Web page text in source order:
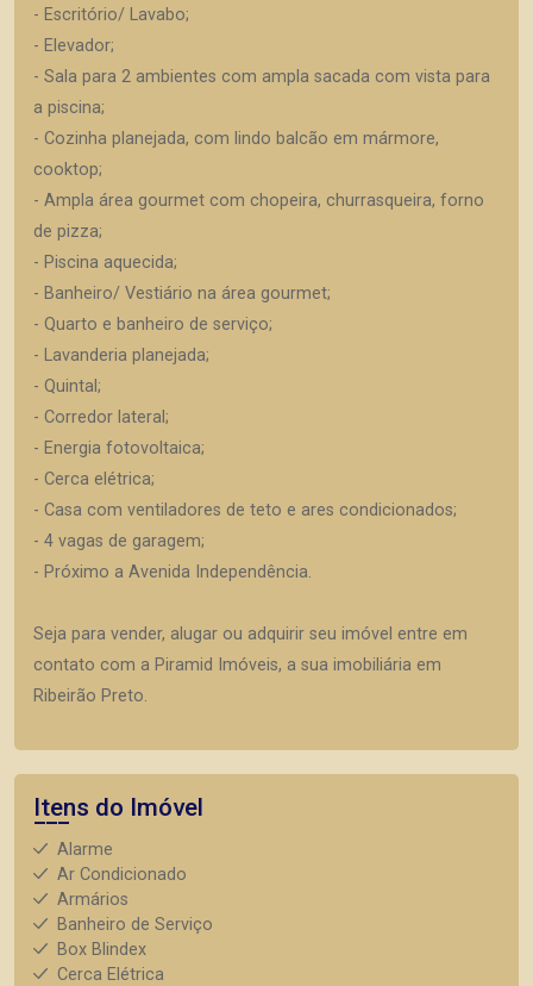
- Escritório/ Lavabo;
- Elevador;
- Sala para 2 ambientes com ampla sacada com vista para
a piscina;
- Cozinha planejada, com lindo balcão em mármore,
cooktop;
- Ampla área gourmet com chopeira, churrasqueira, forno
de pizza;
- Piscina aquecida;
- Banheiro/ Vestiário na área gourmet;
- Quarto e banheiro de serviço;
- Lavanderia planejada;
- Quintal;
- Corredor lateral;
- Energia fotovoltaica;
- Cerca elétrica;
- Casa com ventiladores de teto e ares condicionados;
- 4 vagas de garagem;
- Próximo a Avenida Independência.
Seja para vender, alugar ou adquirir seu imóvel entre em
contato com a Piramid Imóveis, a sua imobiliária em
Ribeirão Preto.
Itens do Imóvel
Alarme
Ar Condicionado
Armários
Banheiro de Serviço
Box Blindex
Cerca Elétrica